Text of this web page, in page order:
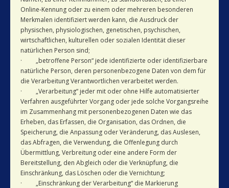
Online-Kennung oder zu einem oder mehreren besonderen
Merkmalen identifiziert werden kann, die Ausdruck der
physischen, physiologischen, genetischen, psychischen,
wirtschaftlichen, kulturellen oder sozialen Identität dieser
natürlichen Person sind;
· „betroffene Person“ jede identifizierte oder identifizierbare
natürliche Person, deren personenbezogene Daten von dem für
die Verarbeitung Verantwortlichen verarbeitet werden.
· „Verarbeitung“ jeder mit oder ohne Hilfe automatisierter
Verfahren ausgeführter Vorgang oder jede solche Vorgangsreihe
im Zusammenhang mit personenbezogenen Daten wie das
Erheben, das Erfassen, die Organisation, das Ordnen, die
Speicherung, die Anpassung oder Veränderung, das Auslesen,
das Abfragen, die Verwendung, die Offenlegung durch
Übermittlung, Verbreitung oder eine andere Form der
Bereitstellung, den Abgleich oder die Verknüpfung, die
Einschränkung, das Löschen oder die Vernichtung;
· „Einschränkung der Verarbeitung“ die Markierung